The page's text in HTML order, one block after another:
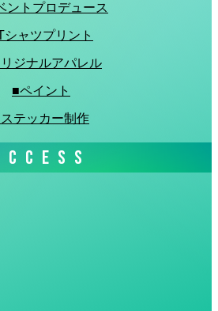
ントプロデュース
シャツプリント
ジナルアパレル
■ペイント
テッカー制作